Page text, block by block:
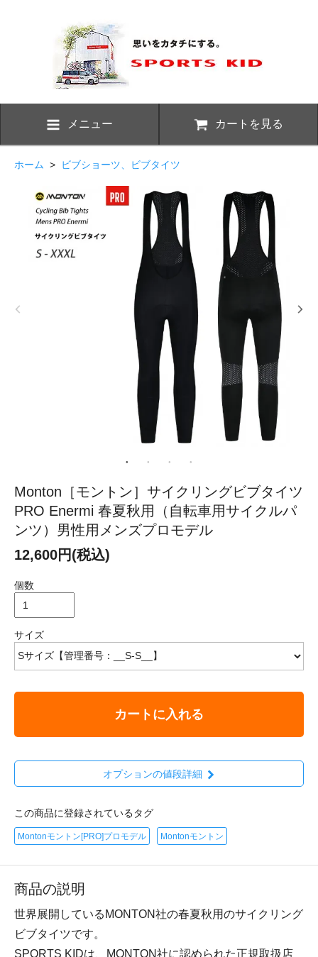
メニュー カートを見る
ホーム > ビブショーツ、ビブタイツ
Monton［モントン］サイクリングビブタイツ
PRO Enermi 春夏秋用（自転車用サイクルパ
ンツ）男性用メンズプロモデル
12,600円(税込)
個数
サイズ
カートに入れる
オプションの値段詳細
この商品に登録されているタグ
Montonモントン[PRO]プロモデル Montonモントン
商品の説明
世界展開しているMONTON社の春夏秋用のサイクリング
ビブタイツです。
SPORTS KIDは、MONTON社に認められた正規取扱店